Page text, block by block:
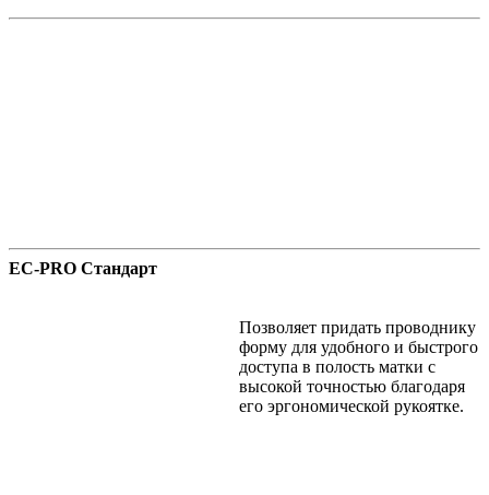
EC-PRO Стандарт
Позволяет придать проводнику
форму для удобного и быстрого
доступа в полость матки с
высокой точностью благодаря
его эргономической рукоятке.